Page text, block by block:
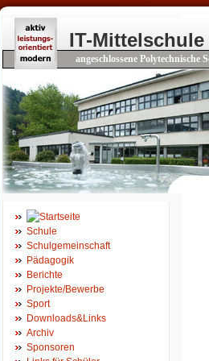
IT-Mittelschule
angeschlossene Polytechnische
Schule
Schulgemeinschaft
Pädagogik
Berichte
Projekte/Bewerbe
Sport
Downloads&Links
Archiv
Sponsoren